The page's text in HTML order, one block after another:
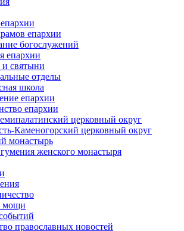
епархии
богослужений
епархии
святыни
отделы
школа
епархии
епархии
церковный округ
Каменогорский церковный округ
монастырь
женского монастыря
мощи
православных новостей